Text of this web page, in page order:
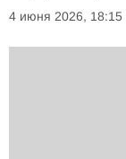
4 июня 2026, 18:15